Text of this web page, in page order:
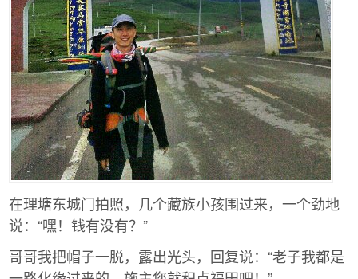
在理塘东城门拍照，几个藏族小孩围过来，一个劲地
说：“嘿！钱有没有？”
哥哥我把帽子一脱，露出光头，回复说：“老子我都是